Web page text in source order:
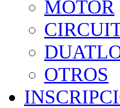
MOTOR
OTROS